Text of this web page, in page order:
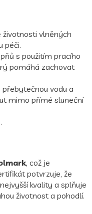
životnosti vlněných
péči.
s použitím pracího
pomáhá zachovat
vodu a
mimo přímé sluneční
, což je
potvrzuje, že
kvality a splňuje
životnost a pohodlí.